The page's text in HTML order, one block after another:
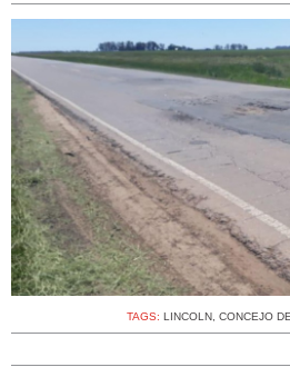
TAGS: LINCOLN, CONCEJO